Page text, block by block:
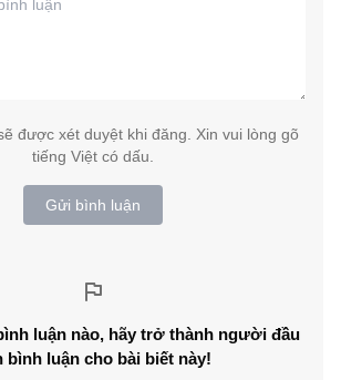
được xét duyệt khi đăng. Xin vui lòng gõ
tiếng Việt có dấu.
Gửi bình luận
luận nào, hãy trở thành người đầu
bình luận cho bài biết này!